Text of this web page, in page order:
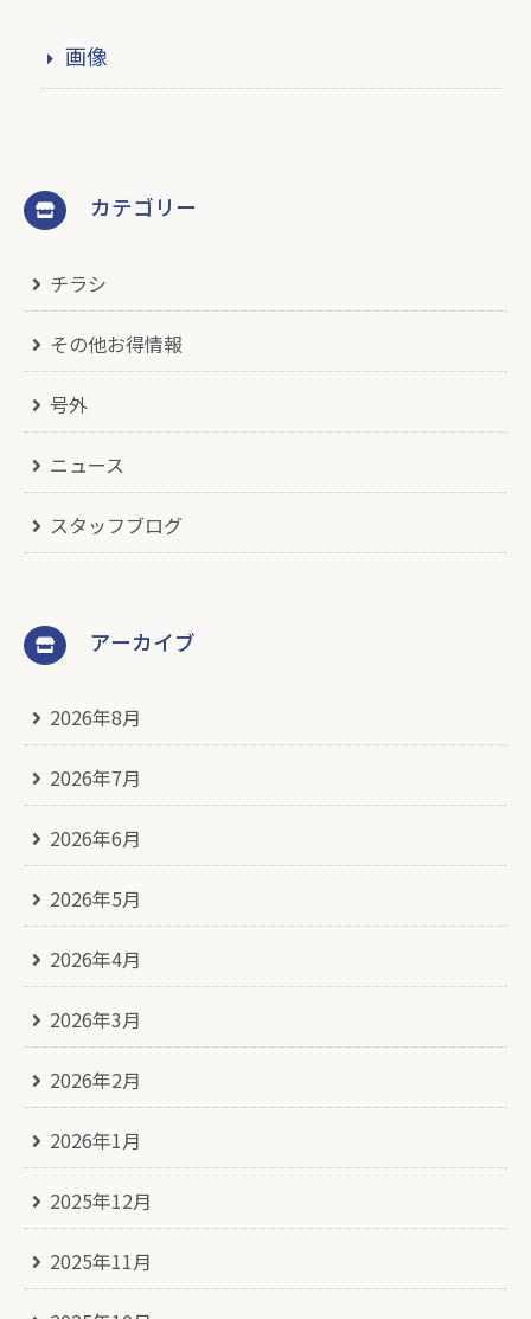
画像
カテゴリー
チラシ
その他お得情報
号外
ニュース
スタッフブログ
アーカイブ
2026年8月
2026年7月
2026年6月
2026年5月
2026年4月
2026年3月
2026年2月
2026年1月
2025年12月
2025年11月